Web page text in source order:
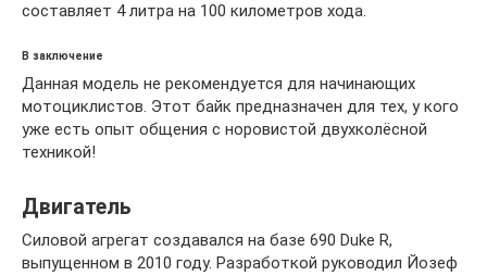
составляет 4 литра на 100 километров хода.
В заключение
Данная модель не рекомендуется для начинающих
мотоциклистов. Этот байк предназначен для тех, у кого
уже есть опыт общения с норовистой двухколёсной
техникой!
Двигатель
Силовой агрегат создавался на базе 690 Duke R,
выпущенном в 2010 году. Разработкой руководил Йозеф